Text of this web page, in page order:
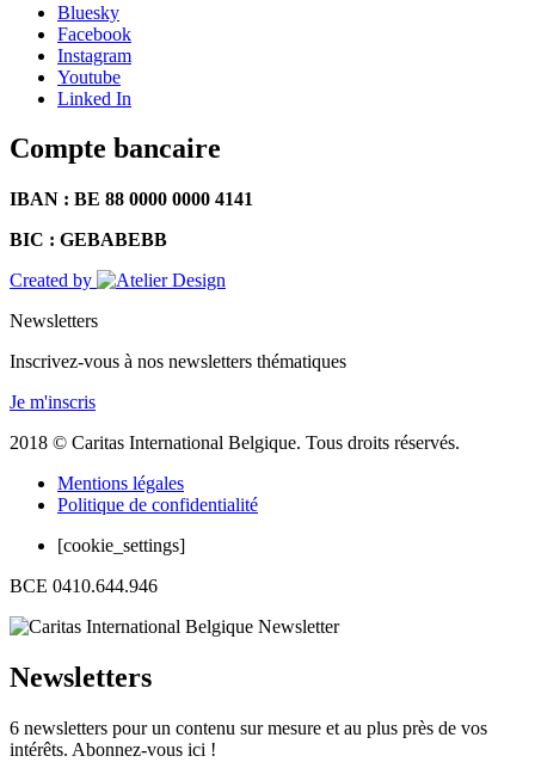
Bluesky
Facebook
Instagram
Youtube
Linked In
Compte bancaire
IBAN : BE 88 0000 0000 4141
BIC : GEBABEBB
Created by
Newsletters
Inscrivez-vous à nos newsletters thématiques
Je m'inscris
2018 © Caritas International Belgique. Tous droits réservés.
Mentions légales
Politique de confidentialité
[cookie_settings]
BCE 0410.644.946
Newsletters
6 newsletters pour un contenu sur mesure et au plus près de vos
intérêts. Abonnez-vous ici !